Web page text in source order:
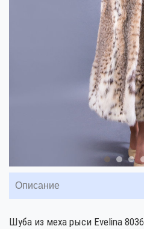
Описание
Шуба из меха рыси Evelina 8036